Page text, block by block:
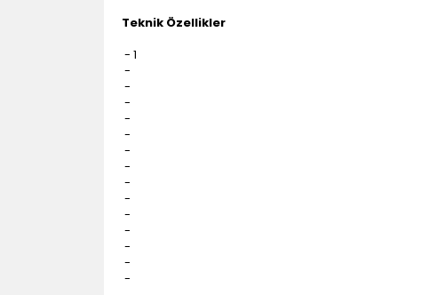
Teknik Özellikler
- 1
-
-
-
-
-
-
-
-
-
-
-
-
-
-